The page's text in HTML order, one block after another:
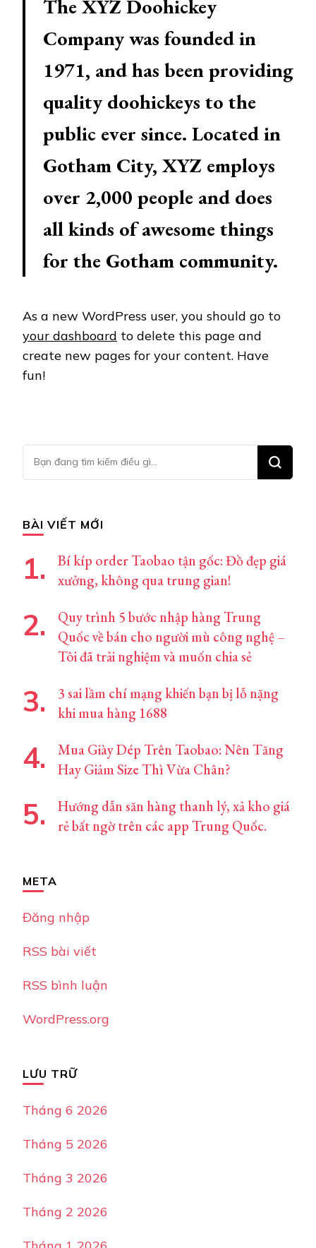
The XYZ Doohickey
Company was founded in
1971, and has been providing
quality doohickeys to the
public ever since. Located in
Gotham City, XYZ employs
over 2,000 people and does
all kinds of awesome things
for the Gotham community.
As a new WordPress user, you should go to
your dashboard to delete this page and
create new pages for your content. Have
fun!
Bạn
muốn
BÀI VIẾT MỚI
Bí kíp order Taobao tận gốc: Đồ đẹp giá
xưởng, không qua trung gian!
Quy trình 5 bước nhập hàng Trung
Quốc về bán cho người mù công nghệ –
Tôi đã trải nghiệm và muốn chia sẻ
3 sai lầm chí mạng khiến bạn bị lỗ nặng
khi mua hàng 1688
Mua Giày Dép Trên Taobao: Nên Tăng
Hay Giảm Size Thì Vừa Chân?
Hướng dẫn săn hàng thanh lý, xả kho giá
rẻ bất ngờ trên các app Trung Quốc.
META
Đăng nhập
RSS bài viết
RSS bình luận
WordPress.org
LƯU TRỮ
Tháng 6 2026
Tháng 5 2026
Tháng 3 2026
Tháng 2 2026